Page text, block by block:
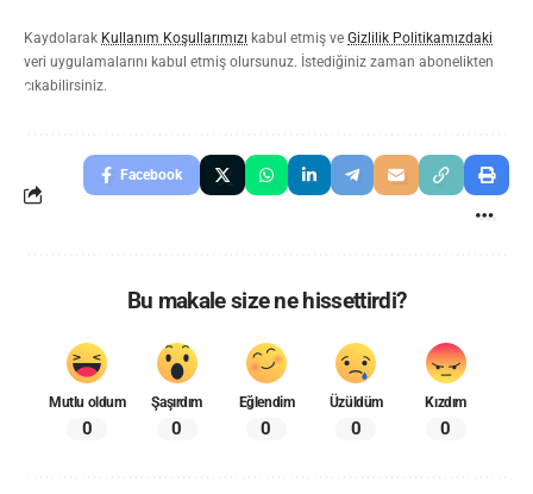
Kaydolarak Kullanım Koşullarımızı kabul etmiş ve Gizlilik Politikamızdaki
veri uygulamalarını kabul etmiş olursunuz. İstediğiniz zaman abonelikten
çıkabilirsiniz.
Facebook
Bu makale size ne hissettirdi?
Mutlu oldum
0
Şaşırdım
0
Eğlendim
0
Üzüldüm
0
Kızdım
0